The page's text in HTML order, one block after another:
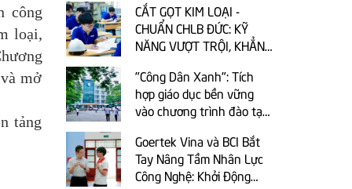
công
loại,
mở
tảng
CẮT GỌT KIM LOẠI -
CHUẨN CHLB ĐỨC: KỸ
NĂNG VƯỢT TRỘI, KHẲNG
"Công Dân Xanh": Tích
hợp giáo dục bền vững
vào chương trình đào tạo
Goertek Vina và BCI Bắt
Tay Nâng Tầm Nhân Lực
Công Nghệ: Khởi Động